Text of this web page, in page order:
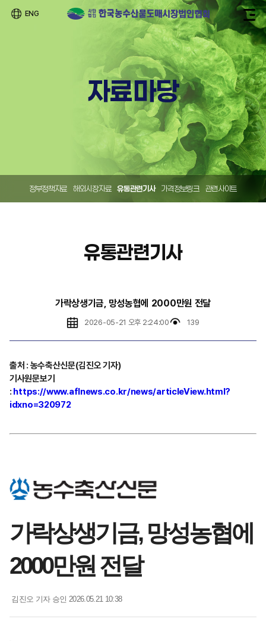
ENG
자료마당
정부정책자료 해외시장자료 유통관련기사 가격정보링크 관련사이트
유통관련기사
가락상생기금, 망성농협에 2000만원 전달
2026-05-21 오후 2:24:00 139
출처 : 농수축산신문(김진오 기자)
기사원문보기
: https://www.aflnews.co.kr/news/articleView.html?
idxno=320972
가락상생기금, 망성농협에
2000만원 전달
김진오 기자승인 2026.05.21 10:38